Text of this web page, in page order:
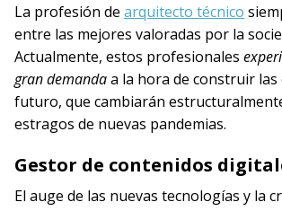
La profesión de arquitecto técnico
entre las mejores valoradas por la
Actualmente, estos profesionales
gran demandaa la hora de construir las
futuro, que cambiarán
estragos de nuevas pandemias.
Gestor de contenidos
El auge de las nuevas tecnologías y la